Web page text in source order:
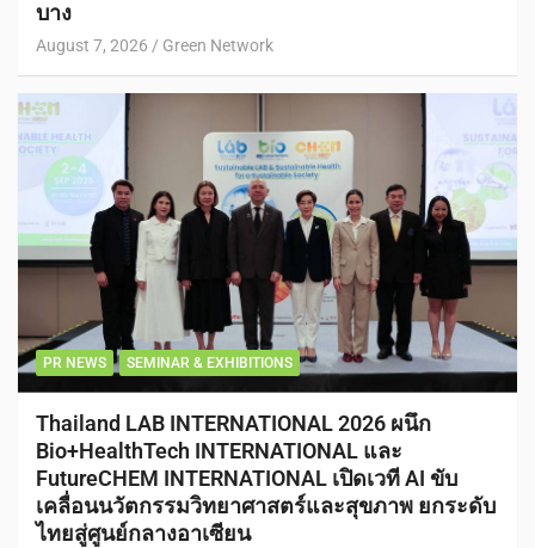
บาง
August 7, 2026 Green Network
PR NEWS SEMINAR & EXHIBITIONS
Thailand LAB INTERNATIONAL 2026 ผนึก
Bio+HealthTech INTERNATIONAL และ
FutureCHEM INTERNATIONAL เปิดเวที AI ขับ
เคลื่อนนวัตกรรมวิทยาศาสตร์และสุขภาพ ยกระดับ
ไทยสู่ศูนย์กลางอาเซียน